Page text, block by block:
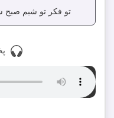
تو فکر تو شبم